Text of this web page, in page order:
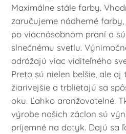
Maximálne stále farby.
zaručujeme nádherné
po viacnásobnom praní a
slnečnému svetlu.
odrážajú viac viditeľného
Preto sú nielen belšie, ale aj
žiarivejšie a trblietajú sa
oku. Ľahko aranžovatelné.
výrobe našich záclon sú
príjemné na dotyk. Dajú sa